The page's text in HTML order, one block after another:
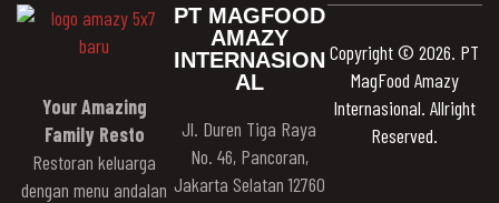
PT MAGFOOD
AMAZY
INTERNASION
AL
Jl. Duren Tiga Raya
No. 46, Pancoran,
Jakarta Selatan 12760
Your Amazing
Family Resto
Restoran keluarga
dengan menu andalan
Copyright © 2026. PT
MagFood Amazy
Internasional. Allright
Reserved.